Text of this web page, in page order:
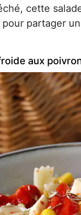
cette
partager
aux